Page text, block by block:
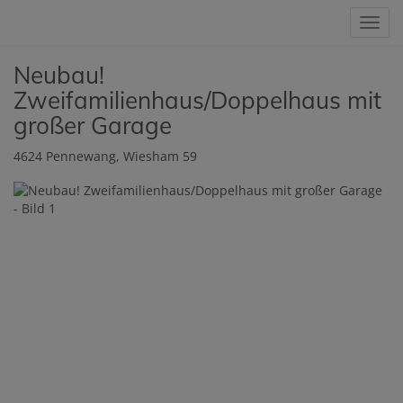
Neubau!
Zweifamilienhaus/Doppelhaus mit
großer Garage
4624 Pennewang, Wiesham 59